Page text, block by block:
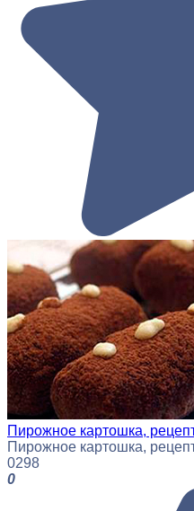
Пирожное картошка,
Пирожное картошка,
0298
0